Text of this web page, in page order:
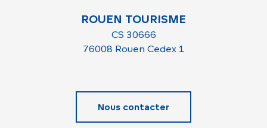
ROUEN TOURISME
CS 30666
76008 Rouen Cedex 1
Nous contacter